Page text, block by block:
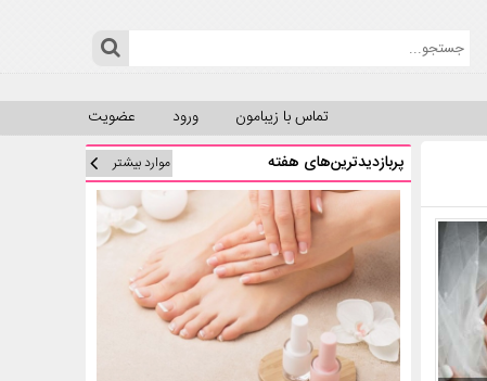
عضویت ورود تماس با زیبامون
پربازدیدترین‌های هفته موارد بیشتر